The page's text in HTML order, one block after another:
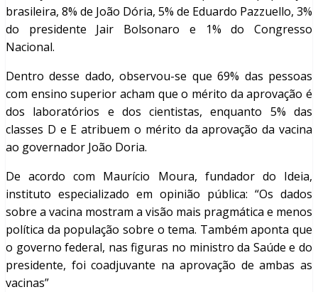
brasileira, 8% de João Dória, 5% de Eduardo Pazzuello, 3%
do presidente Jair Bolsonaro e 1% do Congresso
Nacional.
Dentro desse dado, observou-se que 69% das pessoas
com ensino superior acham que o mérito da aprovação é
dos laboratórios e dos cientistas, enquanto 5% das
classes D e E atribuem o mérito da aprovação da vacina
ao governador João Doria.
De acordo com Maurício Moura, fundador do Ideia,
instituto especializado em opinião pública: “Os dados
sobre a vacina mostram a visão mais pragmática e menos
política da população sobre o tema. Também aponta que
o governo federal, nas figuras no ministro da Saúde e do
presidente, foi coadjuvante na aprovação de ambas as
vacinas”